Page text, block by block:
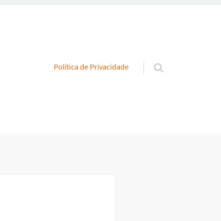
Pular para o conteúdo
Política de Privacidade